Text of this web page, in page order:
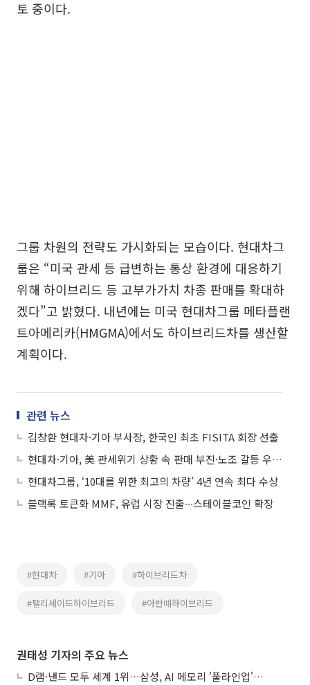
토 중이다.
그룹 차원의 전략도 가시화되는 모습이다. 현대차그
룹은 “미국 관세 등 급변하는 통상 환경에 대응하기
위해 하이브리드 등 고부가가치 차종 판매를 확대하
겠다”고 밝혔다. 내년에는 미국 현대차그룹 메타플랜
트아메리카(HMGMA)에서도 하이브리드차를 생산할
계획이다.
관련 뉴스
김창환 현대차·기아 부사장, 한국인 최초 FISITA 회장 선출
현대차·기아, 美 관세위기 상황 속 판매 부진·노조 갈등 우려 ‘겹악재’
현대차그룹, ‘10대를 위한 최고의 차량’ 4년 연속 최다 수상
블랙록 토큰화 MMF, 유럽 시장 진출∙∙∙스테이블코인 확장
#현대차 #기아 #하이브리드차
#팰리세이드하이브리드 #아반떼하이브리드
권태성 기자의 주요 뉴스
D램·낸드 모두 세계 1위…삼성, AI 메모리 '풀라인업'으로 승부